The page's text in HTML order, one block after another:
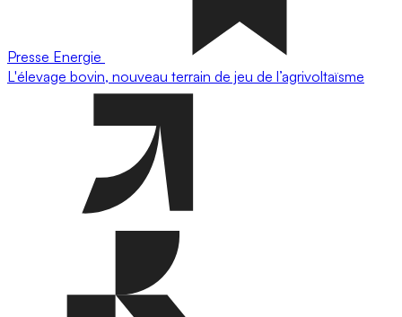
Presse Energie
L'élevage bovin, nouveau terrain de jeu de l’agrivoltaïsme